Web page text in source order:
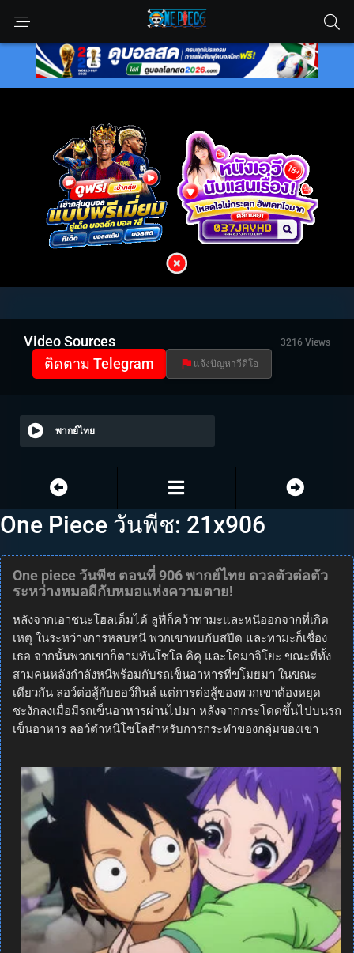
Video Sources 3216 Views
ติดตาม Telegram แจ้งปัญหาวีดีโอ
พากย์ไทย
One Piece วันพีช: 21x906
One piece วันพีช ตอนที่ 906 พากย์ไทย ดวลตัวต่อตัว
ระหว่างหมอผีกับหมอแห่งความตาย!
หลังจากเอาชนะโฮลเด็มได้ ลูฟี่ก็คว้าทามะและหนีออกจากที่เกิด
เหตุ ในระหว่างการหลบหนี พวกเขาพบกับสปีด และทามะก็เชื่อง
เธอ จากนั้นพวกเขาก็ตามทันโซโล คิคุ และโคมาจิโยะ ขณะที่ทั้ง
สามคนหลังกำลังหนีพร้อมกับรถเข็นอาหารที่ขโมยมา ในขณะ
เดียวกัน ลอว์ต่อสู้กับฮอว์กินส์ แต่การต่อสู้ของพวกเขาต้องหยุด
ชะงักลงเมื่อมีรถเข็นอาหารผ่านไปมา หลังจากกระโดดขึ้นไปบนรถ
เข็นอาหาร ลอว์ตำหนิโซโลสำหรับการกระทำของกลุ่มของเขา